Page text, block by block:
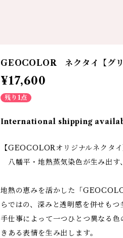
GEOCOLOR ネクタイ【グリ
¥17,600
残り1点
International shipping
【GEOCOLORオリジナルネクタ
八幡平・地熱蒸気染色が生み出す
地熱の恵みを活かした「
らではの、深みと透明感を併せもつ
手仕事によって一つひとつ異なる
きある表情を生み出します。